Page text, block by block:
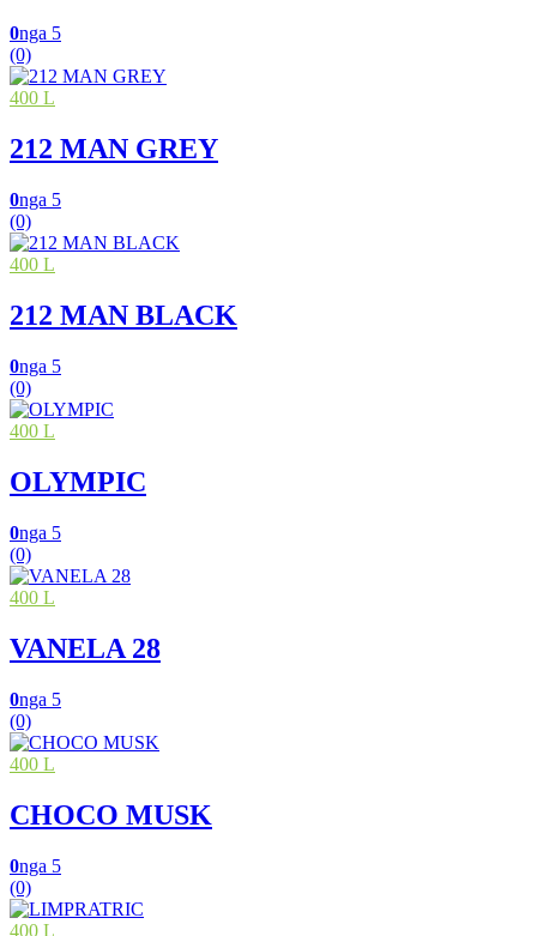
0nga 5
(0)
400 L
212 MAN GREY
0nga 5
(0)
400 L
212 MAN BLACK
0nga 5
(0)
400 L
OLYMPIC
0nga 5
(0)
400 L
VANELA 28
0nga 5
(0)
400 L
CHOCO MUSK
0nga 5
(0)
400 L